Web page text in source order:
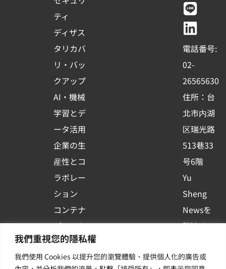
我們重視您的隱私權
我們使用 Cookies 以提升您的瀏覽體驗、提供個人化的廣告或
ティ
ディザス
タリカバ
リ・バッ
クアップ
AI・機械
学習とデ
ータ活用
企業の生
産性とコ
ラボレー
ション
コンテナ
プラット
フォーム
活用
e
b
o
o
k
-
s
q
u
a
r
e
t
u
b
e
e
k
e
d
i
n
電話番号:
02-
26565630
住所：台
北市内湖
区瑞光路
513巷33
号6階
Yu
Sheng
Newsを
購読する
イベント